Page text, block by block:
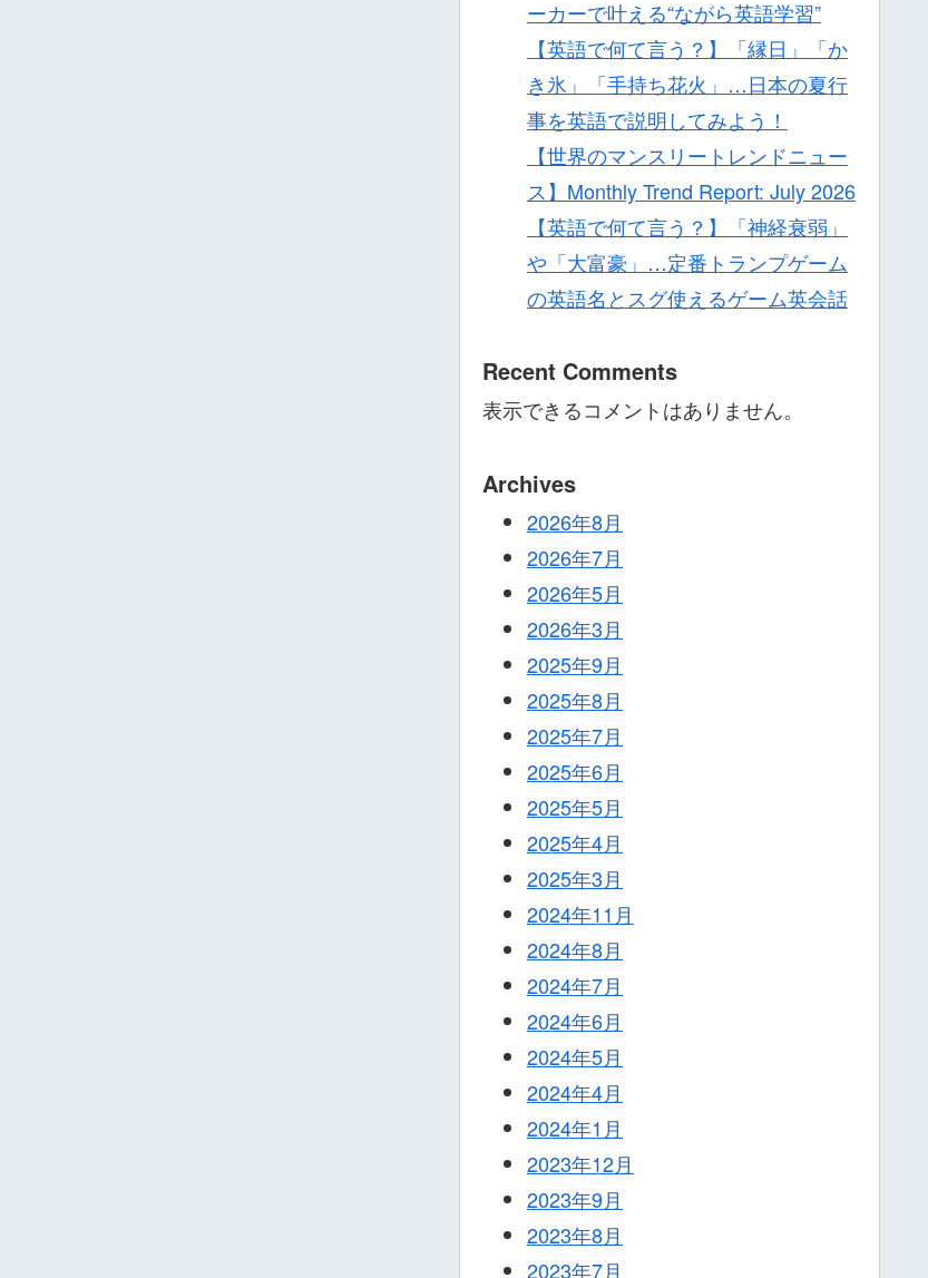
ーカーで叶える“ながら英語学習”
【英語で何て言う？】「縁日」「か
き氷」「手持ち花火」…日本の夏行
事を英語で説明してみよう！
【世界のマンスリートレンドニュー
ス】Monthly Trend Report: July 2026
【英語で何て言う？】「神経衰弱」
や「大富豪」…定番トランプゲーム
の英語名とスグ使えるゲーム英会話
Recent Comments
表示できるコメントはありません。
Archives
2026年8月
2026年7月
2026年5月
2026年3月
2025年9月
2025年8月
2025年7月
2025年6月
2025年5月
2025年4月
2025年3月
2024年11月
2024年8月
2024年7月
2024年6月
2024年5月
2024年4月
2024年1月
2023年12月
2023年9月
2023年8月
2023年7月